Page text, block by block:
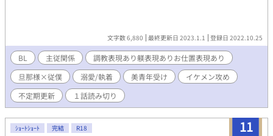
文字数 6,880 最終更新日 2023.1.1 登録日 2022.10.25
BL 主従関係
調教表現あり躾表現ありお仕置表現あり
旦那様×従僕
溺愛/執着 美青年受け
イケメン攻め
不定期更新
１話読み切り
11
ｼｮｰﾄｼｮｰﾄ 完結 R18